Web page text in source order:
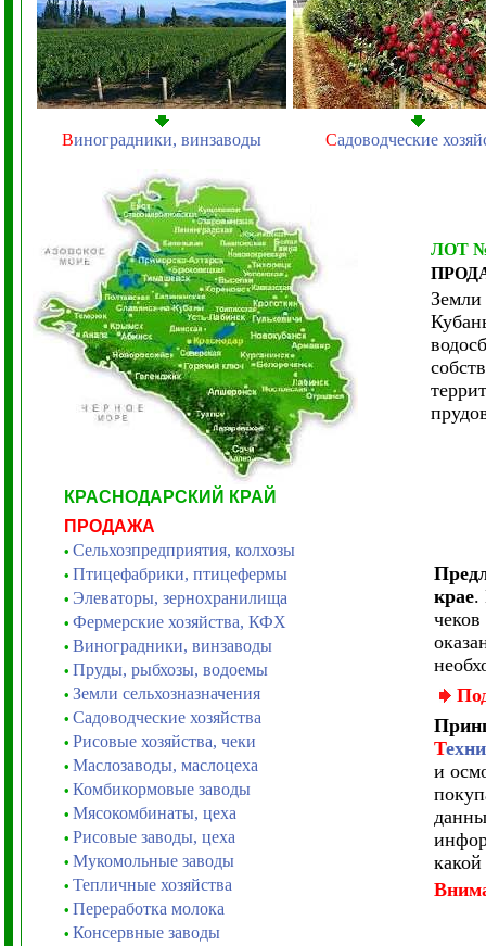
Виноградники, винзаводы Садоводческие
КРАСНОДАРСКИЙ КРАЙ
ПРОДАЖА
• Сельхозпредприятия, колхозы
• Птицефабрики, птицефермы
• Элеваторы, зернохранилища
• Фермерские хозяйства, КФХ
• Виноградники, винзаводы
• Пруды, рыбхозы, водоемы
• Земли сельхозназначения
• Садоводческие хозяйства
• Рисовые хозяйства, чеки
• Маслозаводы, маслоцеха
• Комбикормовые заводы
• Мясокомбинаты, цеха
• Рисовые заводы, цеха
• Мукомольные заводы
• Тепличные хозяйства
• Переработка молока
• Консервные заводы
ЛОТ
Земли
крае.
Т
и
какой